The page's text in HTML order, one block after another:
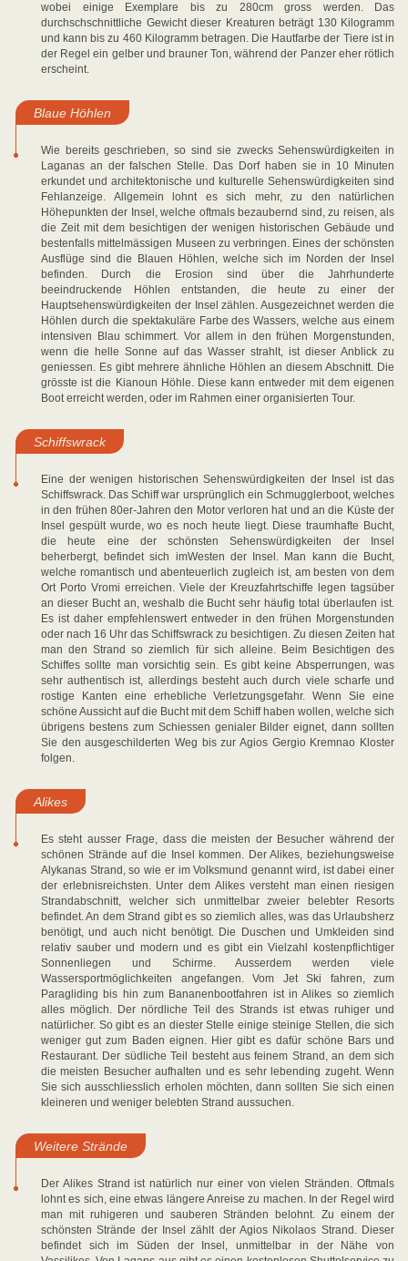
wobei einige Exemplare bis zu 280cm gross werden. Das
durchschschnittliche Gewicht dieser Kreaturen beträgt 130 Kilogramm
und kann bis zu 460 Kilogramm betragen. Die Hautfarbe der Tiere ist in
der Regel ein gelber und brauner Ton, während der Panzer eher rötlich
erscheint.
Blaue Höhlen
Wie bereits geschrieben, so sind sie zwecks Sehenswürdigkeiten in
Laganas an der falschen Stelle. Das Dorf haben sie in 10 Minuten
erkundet und architektonische und kulturelle Sehenswürdigkeiten sind
Fehlanzeige. Allgemein lohnt es sich mehr, zu den natürlichen
Höhepunkten der Insel, welche oftmals bezaubernd sind, zu reisen, als
die Zeit mit dem besichtigen der wenigen historischen Gebäude und
bestenfalls mittelmässigen Museen zu verbringen. Eines der schönsten
Ausflüge sind die Blauen Höhlen, welche sich im Norden der Insel
befinden. Durch die Erosion sind über die Jahrhunderte
beeindruckende Höhlen entstanden, die heute zu einer der
Hauptsehenswürdigkeiten der Insel zählen. Ausgezeichnet werden die
Höhlen durch die spektakuläre Farbe des Wassers, welche aus einem
intensiven Blau schimmert. Vor allem in den frühen Morgenstunden,
wenn die helle Sonne auf das Wasser strahlt, ist dieser Anblick zu
geniessen. Es gibt mehrere ähnliche Höhlen an diesem Abschnitt. Die
grösste ist die Kianoun Höhle. Diese kann entweder mit dem eigenen
Boot erreicht werden, oder im Rahmen einer organisierten Tour.
Schiffswrack
Eine der wenigen historischen Sehenswürdigkeiten der Insel ist das
Schiffswrack. Das Schiff war ursprünglich ein Schmugglerboot, welches
in den frühen 80er-Jahren den Motor verloren hat und an die Küste der
Insel gespült wurde, wo es noch heute liegt. Diese traumhafte Bucht,
die heute eine der schönsten Sehenswürdigkeiten der Insel
beherbergt, befindet sich imWesten der Insel. Man kann die Bucht,
welche romantisch und abenteuerlich zugleich ist, am besten von dem
Ort Porto Vromi erreichen. Viele der Kreuzfahrtschiffe legen tagsüber
an dieser Bucht an, weshalb die Bucht sehr häufig total überlaufen ist.
Es ist daher empfehlenswert entweder in den frühen Morgenstunden
oder nach 16 Uhr das Schiffswrack zu besichtigen. Zu diesen Zeiten hat
man den Strand so ziemlich für sich alleine. Beim Besichtigen des
Schiffes sollte man vorsichtig sein. Es gibt keine Absperrungen, was
sehr authentisch ist, allerdings besteht auch durch viele scharfe und
rostige Kanten eine erhebliche Verletzungsgefahr. Wenn Sie eine
schöne Aussicht auf die Bucht mit dem Schiff haben wollen, welche sich
übrigens bestens zum Schiessen genialer Bilder eignet, dann sollten
Sie den ausgeschilderten Weg bis zur Agios Gergio Kremnao Kloster
folgen.
Alikes
Es steht ausser Frage, dass die meisten der Besucher während der
schönen Strände auf die Insel kommen. Der Alikes, beziehungsweise
Alykanas Strand, so wie er im Volksmund genannt wird, ist dabei einer
der erlebnisreichsten. Unter dem Alikes versteht man einen riesigen
Strandabschnitt, welcher sich unmittelbar zweier belebter Resorts
befindet. An dem Strand gibt es so ziemlich alles, was das Urlaubsherz
benötigt, und auch nicht benötigt. Die Duschen und Umkleiden sind
relativ sauber und modern und es gibt ein Vielzahl kostenpflichtiger
Sonnenliegen und Schirme. Ausserdem werden viele
Wassersportmöglichkeiten angefangen. Vom Jet Ski fahren, zum
Paragliding bis hin zum Bananenbootfahren ist in Alikes so ziemlich
alles möglich. Der nördliche Teil des Strands ist etwas ruhiger und
natürlicher. So gibt es an diester Stelle einige steinige Stellen, die sich
weniger gut zum Baden eignen. Hier gibt es dafür schöne Bars und
Restaurant. Der südliche Teil besteht aus feinem Strand, an dem sich
die meisten Besucher aufhalten und es sehr lebending zugeht. Wenn
Sie sich ausschliesslich erholen möchten, dann sollten Sie sich einen
kleineren und weniger belebten Strand aussuchen.
Weitere Strände
Der Alikes Strand ist natürlich nur einer von vielen Stränden. Oftmals
lohnt es sich, eine etwas längere Anreise zu machen. In der Regel wird
man mit ruhigeren und sauberen Stränden belohnt. Zu einem der
schönsten Strände der Insel zählt der Agios Nikolaos Strand. Dieser
befindet sich im Süden der Insel, unmittelbar in der Nähe von